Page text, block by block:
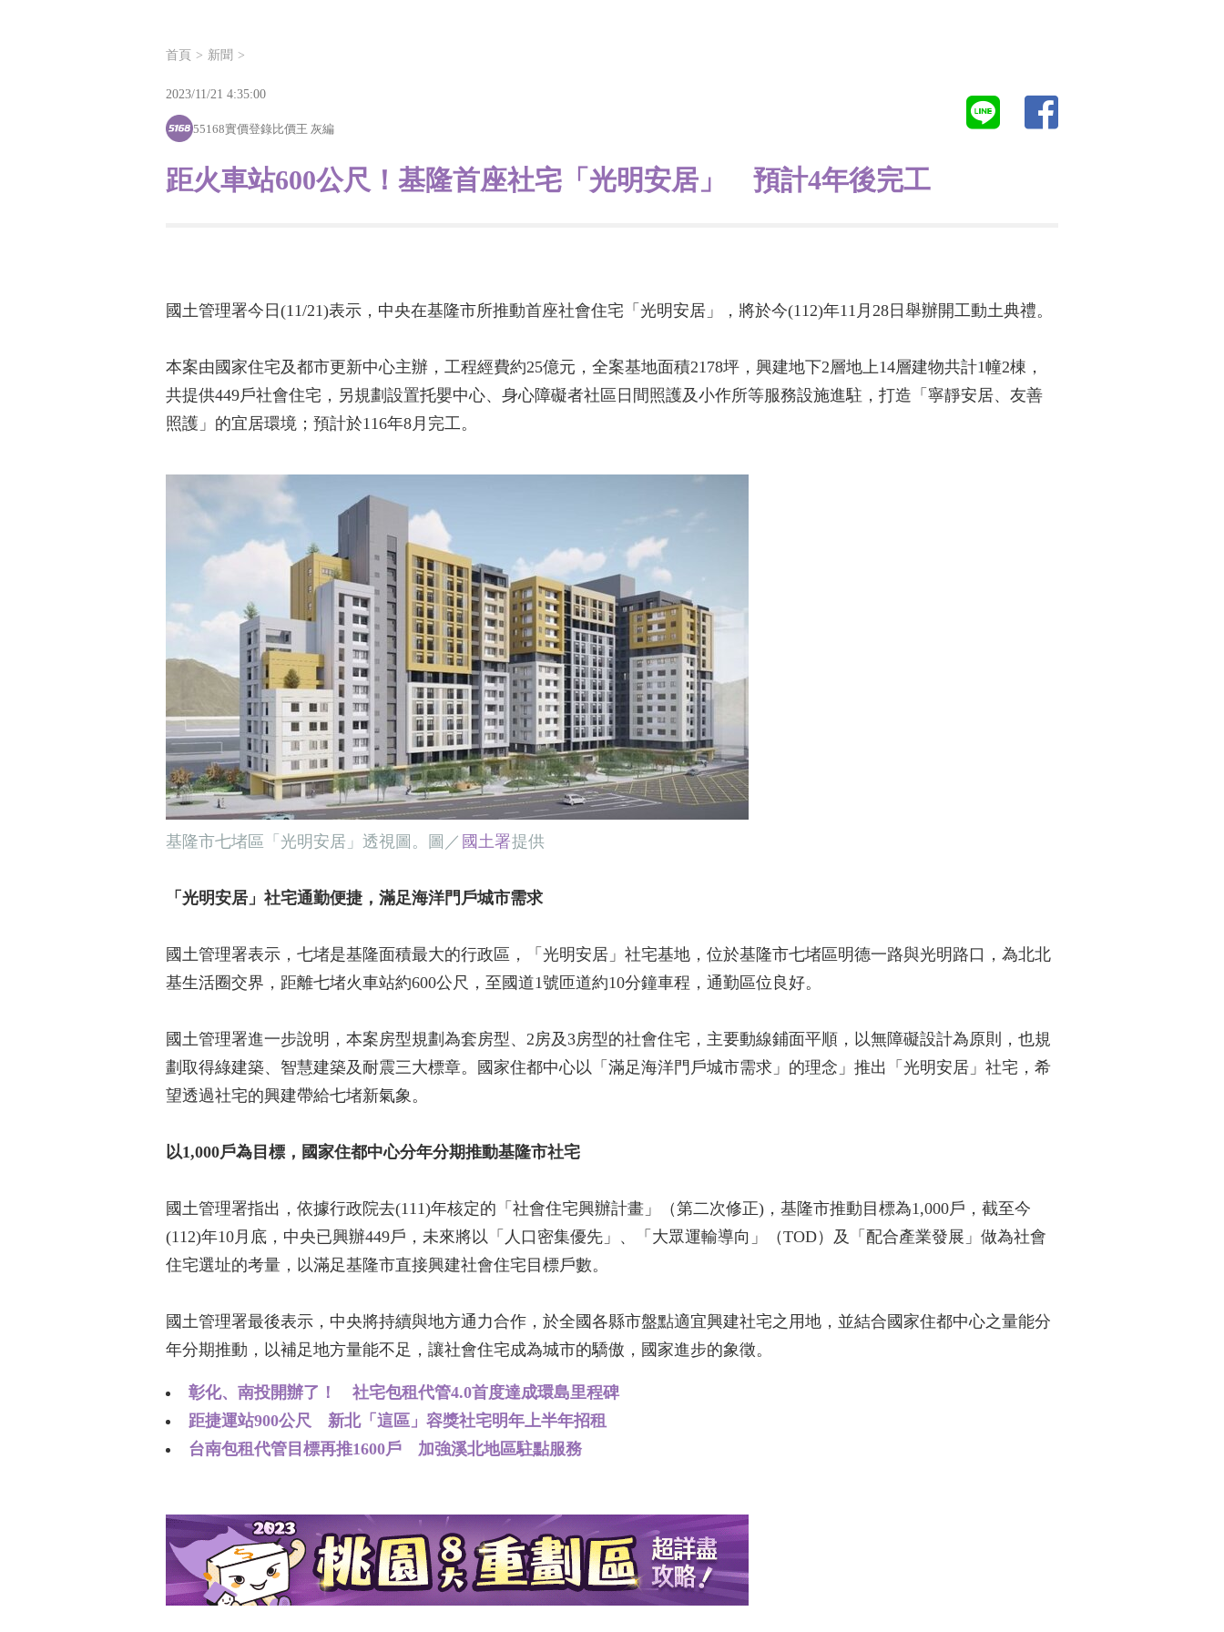
首頁 新聞
距火車站600公尺！基隆首座社宅「光明安居」 預計4年後完工
2023/11/21 4:35:00
55168實價登錄比價王 灰編
國土管理署今日(11/21)表示，中央在基隆市所推動首座社會住宅「光明安居」，將於今(112)年11月28日舉辦開工動土典禮。
本案由國家住宅及都市更新中心主辦，工程經費約25億元，全案基地面積2178坪，興建地下2層地上14層建物共計1幢2棟，
共提供449戶社會住宅，另規劃設置托嬰中心、身心障礙者社區日間照護及小作所等服務設施進駐，打造「寧靜安居、友善
照護」的宜居環境；預計於116年8月完工。
基隆市七堵區「光明安居」透視圖。圖／ 國土署提供
「光明安居」社宅通勤便捷，滿足海洋門戶城市需求
國土管理署表示，七堵是基隆面積最大的行政區，「光明安居」社宅基地，位於基隆市七堵區明德一路與光明路口，為北北
基生活圈交界，距離七堵火車站約600公尺，至國道1號匝道約10分鐘車程，通勤區位良好。
國土管理署進一步說明，本案房型規劃為套房型、2房及3房型的社會住宅，主要動線鋪面平順，以無障礙設計為原則，也規
劃取得綠建築、智慧建築及耐震三大標章。國家住都中心以「滿足海洋門戶城市需求」的理念」推出「光明安居」社宅，希
望透過社宅的興建帶給七堵新氣象。
以1,000戶為目標，國家住都中心分年分期推動基隆市社宅
國土管理署指出，依據行政院去(111)年核定的「社會住宅興辦計畫」（第二次修正)，基隆市推動目標為1,000戶，截至今
(112)年10月底，中央已興辦449戶，未來將以「人口密集優先」、「大眾運輸導向」（TOD）及「配合產業發展」做為社會
住宅選址的考量，以滿足基隆市直接興建社會住宅目標戶數。
國土管理署最後表示，中央將持續與地方通力合作，於全國各縣市盤點適宜興建社宅之用地，並結合國家住都中心之量能分
年分期推動，以補足地方量能不足，讓社會住宅成為城市的驕傲，國家進步的象徵。
彰化、南投開辦了！ 社宅包租代管4.0首度達成環島里程碑
距捷運站900公尺 新北「這區」容獎社宅明年上半年招租
台南包租代管目標再推1600戶 加強溪北地區駐點服務